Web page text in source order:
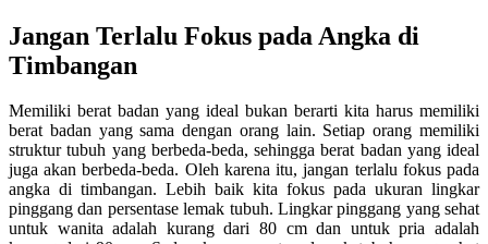
Jangan Terlalu Fokus pada Angka di
Timbangan
Memiliki berat badan yang ideal bukan berarti kita harus memiliki
berat badan yang sama dengan orang lain. Setiap orang memiliki
struktur tubuh yang berbeda-beda, sehingga berat badan yang ideal
juga akan berbeda-beda. Oleh karena itu, jangan terlalu fokus pada
angka di timbangan. Lebih baik kita fokus pada ukuran lingkar
pinggang dan persentase lemak tubuh. Lingkar pinggang yang sehat
untuk wanita adalah kurang dari 80 cm dan untuk pria adalah